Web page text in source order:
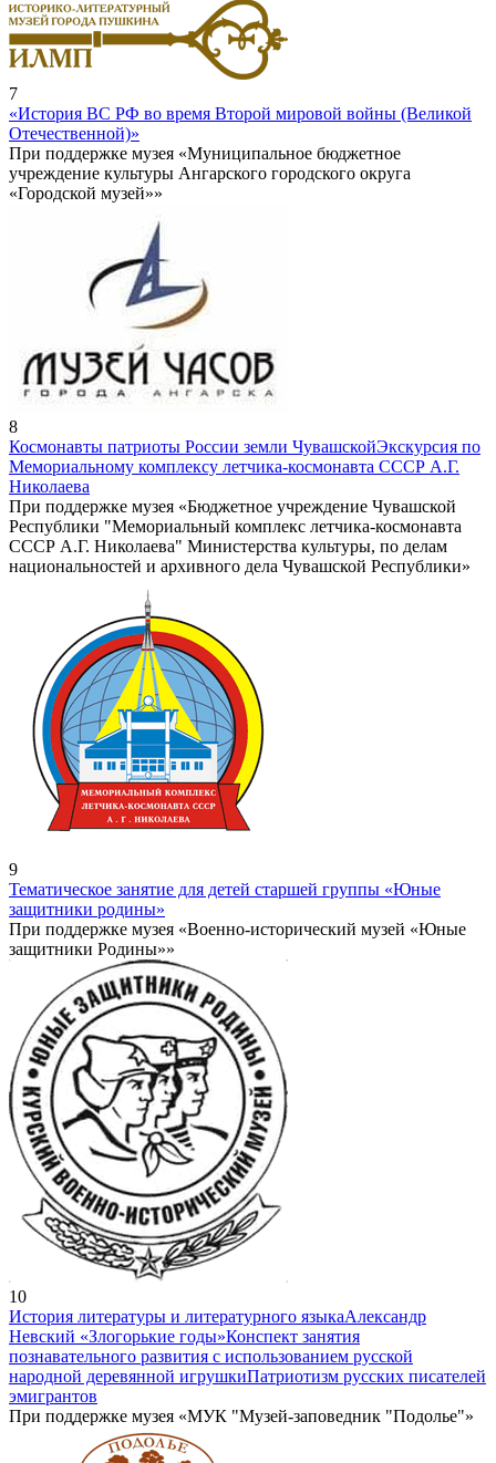
7
«История ВС РФ во время Второй мировой войны (Великой
Отечественной)»
При поддержке музея «Муниципальное бюджетное
учреждение культуры Ангарского городского округа
«Городской музей»»
8
Космонавты патриоты России земли ЧувашскойЭкскурсия по
Мемориальному комплексу летчика-космонавта СССР А.Г.
Николаева
При поддержке музея «Бюджетное учреждение Чувашской
Республики "Мемориальный комплекс летчика-космонавта
СССР А.Г. Николаева" Министерства культуры, по делам
национальностей и архивного дела Чувашской Республики»
9
Тематическое занятие для детей старшей группы «Юные
защитники родины»
При поддержке музея «Военно-исторический музей «Юные
защитники Родины»»
10
История литературы и литературного языкаАлександр
Невский «Злогорькие годы»Конспект занятия
познавательного развития с использованием русской
народной деревянной игрушкиПатриотизм русских писателей
эмигрантов
При поддержке музея «МУК "Музей-заповедник "Подолье"»